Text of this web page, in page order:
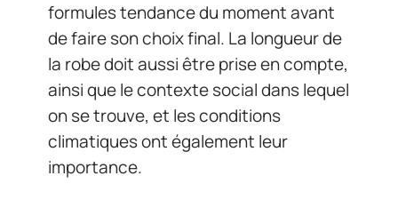
formules tendance du moment avant
de faire son choix final. La longueur de
la robe doit aussi être prise en compte,
ainsi que le contexte social dans lequel
on se trouve, et les conditions
climatiques ont également leur
importance.